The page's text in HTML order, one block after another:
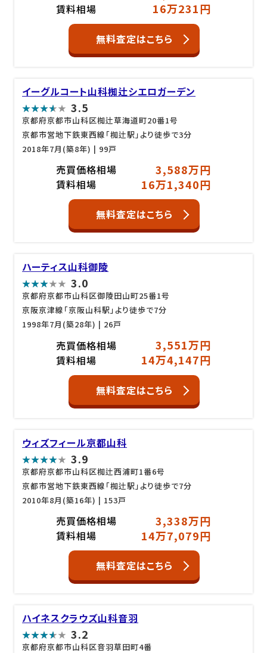
賃料相場 16万231円
無料査定はこちら
イーグルコート山科椥辻シエロガーデン
3.5
京都府京都市山科区椥辻草海道町20番1号
京都市営地下鉄東西線「椥辻駅」より徒歩で3分
2018年7月(築8年) | 99戸
売買価格相場 3,588万円
賃料相場 16万1,340円
無料査定はこちら
ハーティス山科御陵
3.0
京都府京都市山科区御陵田山町25番1号
京阪京津線「京阪山科駅」より徒歩で7分
1998年7月(築28年) | 26戸
売買価格相場 3,551万円
賃料相場 14万4,147円
無料査定はこちら
ウィズフィール京都山科
3.9
京都府京都市山科区椥辻西浦町1番6号
京都市営地下鉄東西線「椥辻駅」より徒歩で7分
2010年8月(築16年) | 153戸
売買価格相場 3,338万円
賃料相場 14万7,079円
無料査定はこちら
ハイネスクラウズ山科音羽
3.2
京都府京都市山科区音羽草田町4番